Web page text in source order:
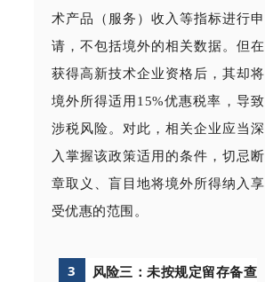
术产品（服务）收入等指标进行申
请，不包括境外的相关数据。但在
获得高新技术企业资格后，其却将
境外所得适用15%优惠税率，导致
涉税风险。对此，相关企业应当深
入掌握该政策适用的条件，切忌断
章取义、盲目地将境外所得纳入享
受优惠的范围。
3
风险三：未按规定留存备查